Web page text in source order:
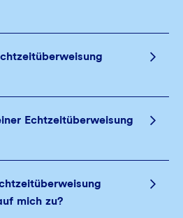
Echtzeitüberweisung
mich zu?